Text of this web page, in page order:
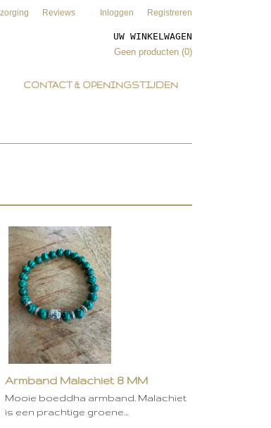
Reviews Inloggen Registreren
UW WINKELWAGEN
Geen producten (0)
CONTACT & OPENINGSTIJDEN
Armband Malachiet 8 MM
Mooie boeddha armband. Malachiet
is een prachtige groene…